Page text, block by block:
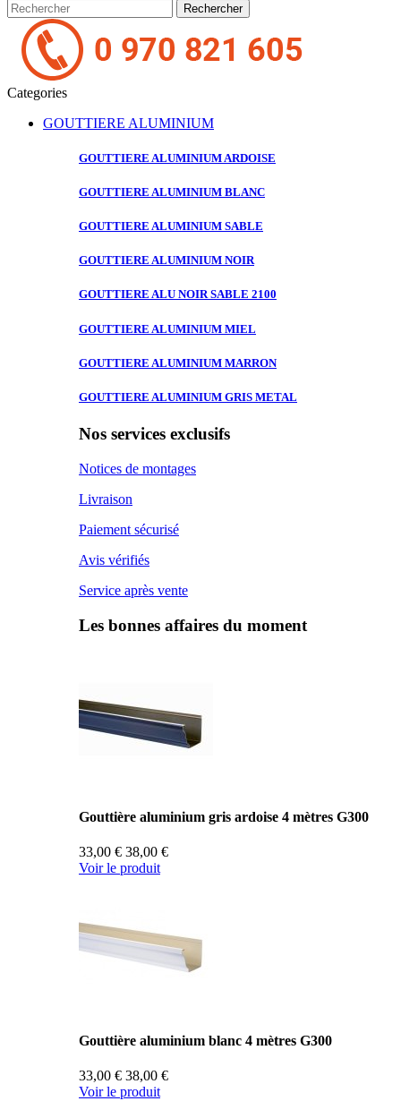
Rechercher
Categories
GOUTTIERE ALUMINIUM
GOUTTIERE ALUMINIUM ARDOISE
GOUTTIERE ALUMINIUM BLANC
GOUTTIERE ALUMINIUM SABLE
GOUTTIERE ALUMINIUM NOIR
GOUTTIERE ALU NOIR SABLE 2100
GOUTTIERE ALUMINIUM MIEL
GOUTTIERE ALUMINIUM MARRON
GOUTTIERE ALUMINIUM GRIS METAL
Nos services exclusifs
Notices de montages
Livraison
Paiement sécurisé
Avis vérifiés
Service après vente
Les bonnes affaires du moment
Gouttière aluminium gris ardoise 4 mètres G300
33,00 € 38,00 €
Voir le produit
Gouttière aluminium blanc 4 mètres G300
33,00 € 38,00 €
Voir le produit